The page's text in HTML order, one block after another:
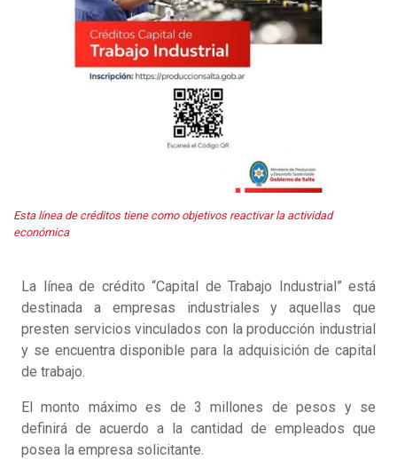
Esta línea de créditos tiene como objetivos reactivar la actividad
económica
La línea de crédito “Capital de Trabajo Industrial” está
destinada a empresas industriales y aquellas que
presten servicios vinculados con la producción industrial
y se encuentra disponible para la adquisición de capital
de trabajo.
El monto máximo es de 3 millones de pesos y se
definirá de acuerdo a la cantidad de empleados que
posea la empresa solicitante.